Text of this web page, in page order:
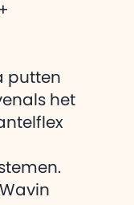
putten
het